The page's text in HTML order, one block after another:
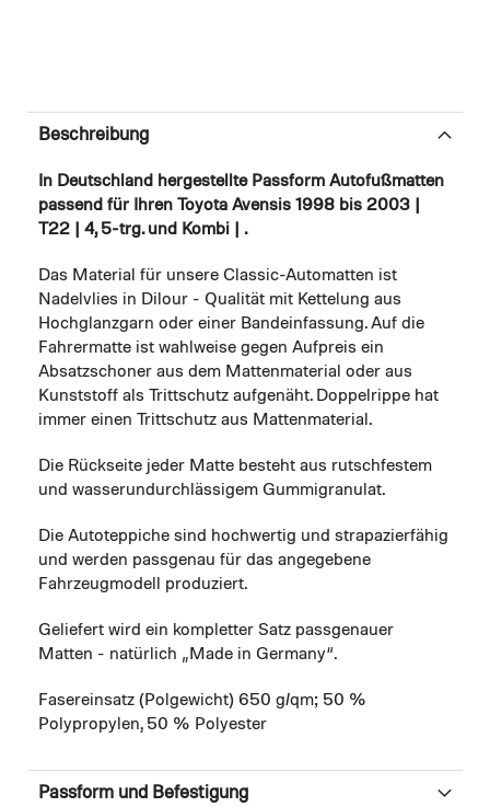
Beschreibung
In Deutschland hergestellte Passform Autofußmatten
passend für Ihren Toyota Avensis 1998 bis 2003 |
T22 | 4, 5-trg. und Kombi | .
Das Material für unsere Classic-Automatten ist
Nadelvlies in Dilour - Qualität mit Kettelung aus
Hochglanzgarn oder einer Bandeinfassung. Auf die
Fahrermatte ist wahlweise gegen Aufpreis ein
Absatzschoner aus dem Mattenmaterial oder aus
Kunststoff als Trittschutz aufgenäht. Doppelrippe hat
immer einen Trittschutz aus Mattenmaterial.
Die Rückseite jeder Matte besteht aus rutschfestem
und wasserundurchlässigem Gummigranulat.
Die Autoteppiche sind hochwertig und strapazierfähig
und werden passgenau für das angegebene
Fahrzeugmodell produziert.
Geliefert wird ein kompletter Satz passgenauer
Matten - natürlich „Made in Germany“.
Fasereinsatz (Polgewicht) 650 g/qm; 50 %
Polypropylen, 50 % Polyester
Passform und Befestigung